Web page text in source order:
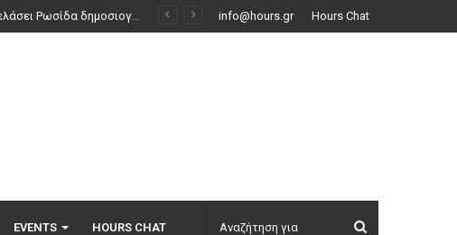
info@hours.gr Hours Chat
EVENTS HOURS CHAT